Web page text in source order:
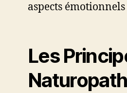
aspects
Les